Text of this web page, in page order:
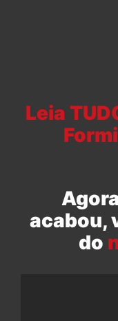
Leia
acabou,
do